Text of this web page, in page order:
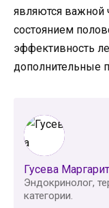
являются важной
состоянием
эффективность
дополнительные
Гусева
Эндокринолог,
категории.